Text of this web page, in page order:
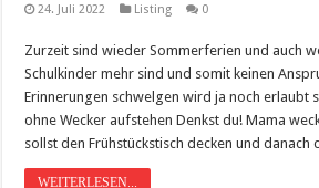
24. Juli 2022 Listing 0
Zurzeit sind wieder Sommerferien und auch
Schulkinder mehr sind und somit keinen
Erinnerungen schwelgen wird ja noch erlaubt
ohne Wecker aufstehen Denkst du! Mama
sollst den Frühstückstisch decken und danach
WEITERLESEN...